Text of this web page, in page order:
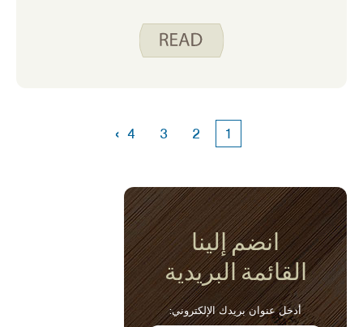
1
2
3
4
›
انضم إلينا
القائمة البريدية
أدخل عنوان بريدك الإلكتروني: